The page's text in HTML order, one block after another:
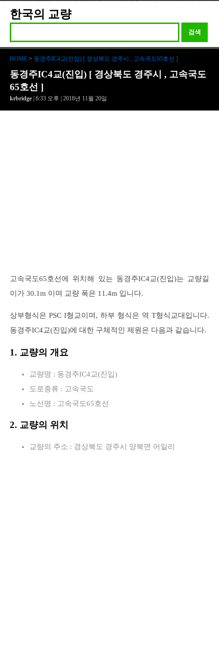
한국의 교량
검색
HOME > 동경주IC4교(진입) [ 경상북도 경주시 , 고속국도65호선 ]
동경주IC4교(진입) [ 경상북도 경주시 , 고속국도
65호선 ]
krbridge | 6:33 오후 | 2018년 11월 20일
고속국도65호선에 위치해 있는 동경주IC4교(진입)는 교량길
이가 30.1m 이며 교량 폭은 11.4m 입니다.
상부형식은 PSC I형교이며, 하부 형식은 역 T형식교대입니다.
동경주IC4교(진입)에 대한 구체적인 제원은 다음과 같습니다.
1. 교량의 개요
교량명 : 동경주IC4교(진입)
도로종류 : 고속국도
노선명 : 고속국도65호선
2. 교량의 위치
교량의 주소 : 경상북도 경주시 양북면 어일리